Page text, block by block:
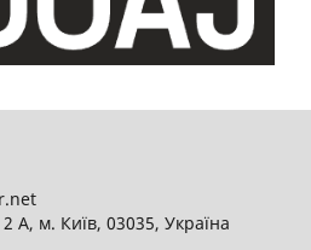
А, м. Київ, 03035, Україна